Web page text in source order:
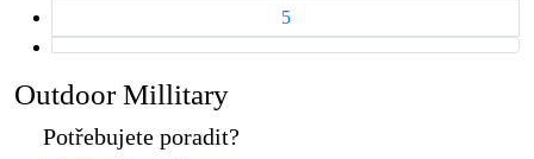
5
Outdoor Millitary
Potřebujete poradit?